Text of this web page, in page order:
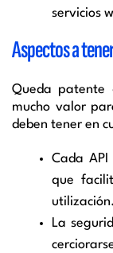
servicios
Aspectos a
Queda patente
mucho valor
deben tener en
Cada
que
utilización.
La